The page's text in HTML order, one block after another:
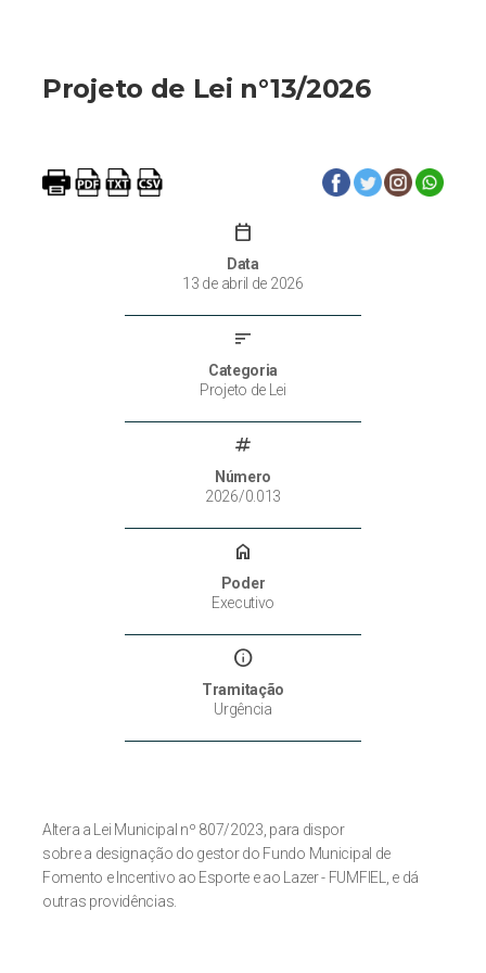
Projeto de Lei n°13/2026
calendar_today
Data
13 de abril de 2026
sort
Categoria
Projeto de Lei
tag
Número
2026/0.013
home
Poder
Executivo
info
Tramitação
Urgência
Altera a Lei Municipal nº 807/2023, para dispor
sobre a designação do gestor do Fundo Municipal de
Fomento e Incentivo ao Esporte e ao Lazer - FUMFIEL, e dá
outras providências.